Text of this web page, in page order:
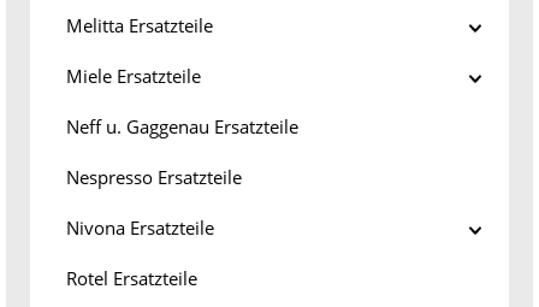
Melitta Ersatzteile
Miele Ersatzteile
Neff u. Gaggenau Ersatzteile
Nespresso Ersatzteile
Nivona Ersatzteile
Rotel Ersatzteile